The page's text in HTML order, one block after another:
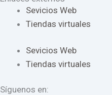
Sevicios Web
Tiendas virtuales
Sevicios Web
Tiendas virtuales
Síguenos en: